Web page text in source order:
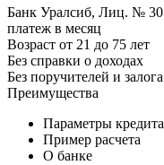
Банк Уралсиб, Лиц. № 30
платеж в месяц
Возраст от 21 до 75 лет
Без справки о доходах
Без поручителей и залога
Преимущества
Параметры кредита
Пример расчета
О банке